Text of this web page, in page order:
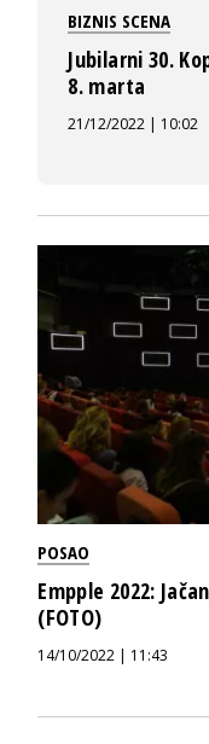
BIZNIS SCENA
Jubilarni 30.
8. marta
21/12/2022 | 10:02
POSAO
Empple 2022:
(FOTO)
14/10/2022 | 11:43